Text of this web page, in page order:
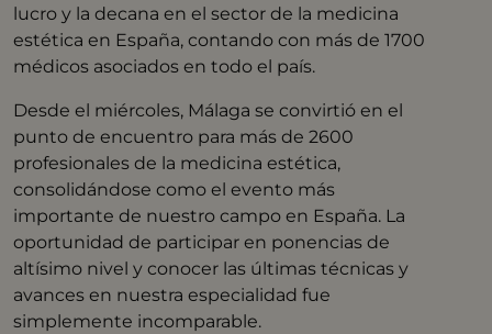
lucro y la decana en el sector de la medicina
estética en España, contando con más de 1700
médicos asociados en todo el país.
Desde el miércoles, Málaga se convirtió en el
punto de encuentro para más de 2600
profesionales de la medicina estética,
consolidándose como el evento más
importante de nuestro campo en España. La
oportunidad de participar en ponencias de
altísimo nivel y conocer las últimas técnicas y
avances en nuestra especialidad fue
simplemente incomparable.